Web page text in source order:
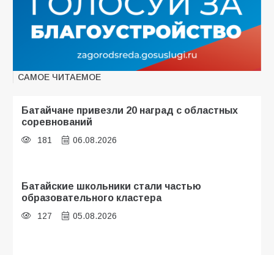
САМОЕ ЧИТАЕМОЕ
Батайчане привезли 20 наград с областных
соревнований
181 06.08.2026
Батайские школьники стали частью
образовательного кластера
127 05.08.2026